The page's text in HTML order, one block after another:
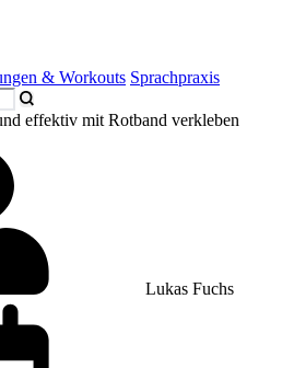
& Workouts Sprachpraxis
effektiv mit Rotband verkleben
Lukas Fuchs